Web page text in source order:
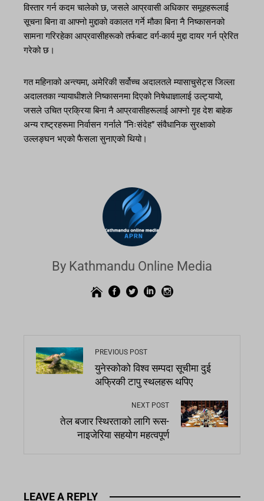
विस्तार गर्न कदम चालेको छ, जसले आप्रवासी अधिकार समूहहरूलाई
सूचना बिना वा आफ्नो मुद्दाको वकालत गर्ने मौका बिना नै निष्कासनको
सामना गरिरहेका आप्रवासीहरूको तर्फबाट वर्ग-कार्य मुद्दा दायर गर्न प्रेरित
गरेको छ।
गत महिनाको अन्त्यमा, अमेरिकी सर्वोच्च अदालतले म्यासाचुसेट्स जिल्ला
अदालतका न्यायाधीशले निष्कासनमा दिएको निषेधाज्ञालाई उल्ट्यायो,
जसले उचित प्रक्रिया बिना नै आप्रवासीहरूलाई आफ्नो गृह देश बाहेक
अन्य राष्ट्रहरूमा निर्वासन गर्नाले “निःसंदेह” संवैधानिक सुरक्षाको
उल्लङ्घन भएको फैसला सुनाएको थियो।
By Kathmandu Online Media
PREVIOUS POST
युनेस्कोको विश्व सम्पदा सूचीमा दुई
अफ्रिकी टापु स्थलहरू थपिए
NEXT POST
तेल बजार स्थिरताको लागि रूस-
नाइजेरिया सहयोग महत्वपूर्ण
LEAVE A REPLY